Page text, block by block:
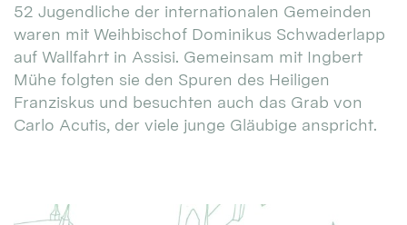
52 Jugendliche der internationalen Gemeinden
waren mit Weihbischof Dominikus Schwaderlapp
auf Wallfahrt in Assisi. Gemeinsam mit Ingbert
Mühe folgten sie den Spuren des Heiligen
Franziskus und besuchten auch das Grab von
Carlo Acutis, der viele junge Gläubige anspricht.